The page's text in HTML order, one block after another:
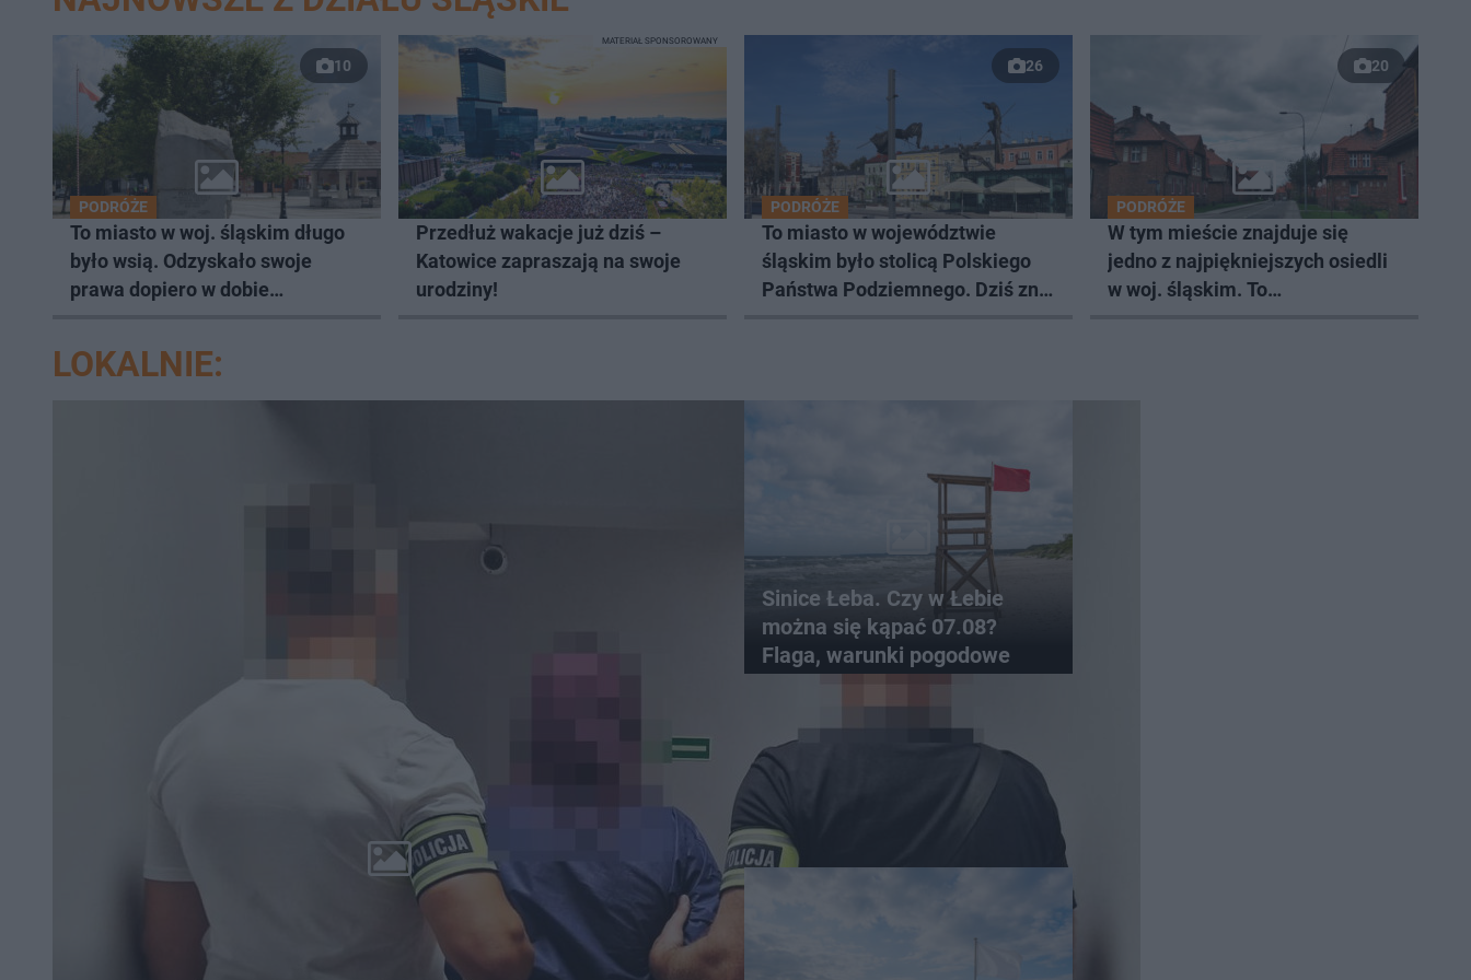
10
PODRÓŻE
To miasto w woj. śląskim długo
było wsią. Odzyskało swoje
prawa dopiero w dobie
Przedłuż wakacje już dziś –
Katowice zapraszają na swoje
urodziny!
MATERIAŁ SPONSOROWANY
26
PODRÓŻE
To miasto w województwie
śląskim było stolicą Polskiego
Państwa Podziemnego. Dziś zna
20
PODRÓŻE
W tym mieście znajduje się
jedno z najpiękniejszych osiedli
w woj. śląskim. To
LOKALNIE:
Sinice Łeba. Czy w Łebie
można się kąpać 07.08?
Flaga, warunki pogodowe